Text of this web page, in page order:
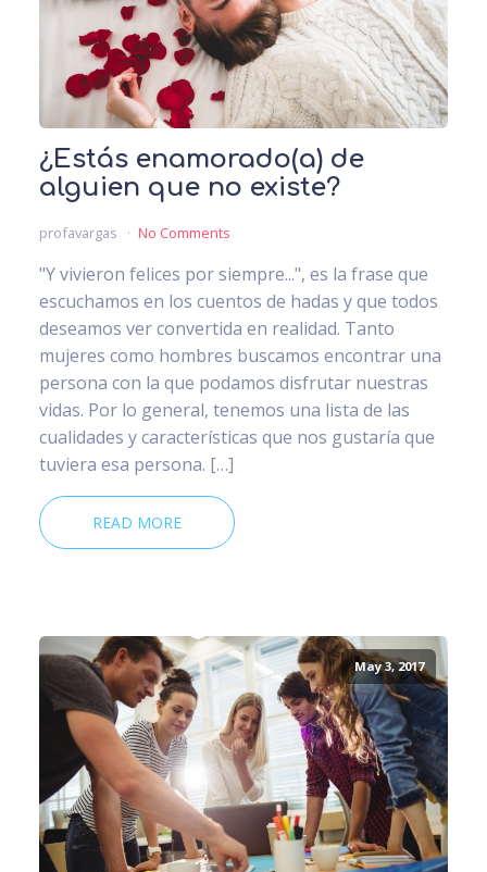
¿Estás enamorado(a) de
alguien que no existe?
profavargas No Comments
"Y vivieron felices por siempre...", es la frase que
escuchamos en los cuentos de hadas y que todos
deseamos ver convertida en realidad. Tanto
mujeres como hombres buscamos encontrar una
persona con la que podamos disfrutar nuestras
vidas. Por lo general, tenemos una lista de las
cualidades y características que nos gustaría que
tuviera esa persona. […]
READ MORE
May 3, 2017